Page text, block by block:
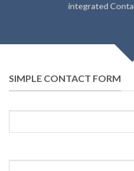
integrated
SIMPLE CONTACT FORM